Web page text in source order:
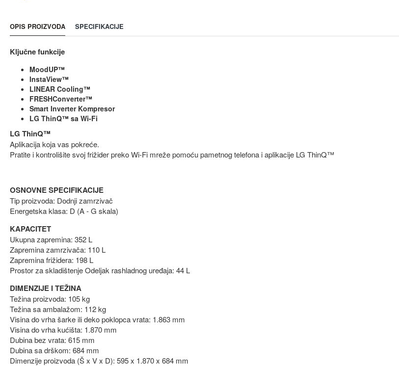
OPIS PROIZVODA SPECIFIKACIJE
Ključne funkcije
MoodUP™
InstaView™
LINEAR Cooling™
FRESHConverter™
Smart Inverter Kompresor
LG ThinQ™ sa Wi-Fi
LG ThinQ™
Aplikacija koja vas pokreće.
Pratite i kontrolišite svoj frižider preko Wi-Fi mreže pomoću pametnog telefona i aplikacije LG ThinQ™
OSNOVNE SPECIFIKACIJE
Tip proizvoda: Dodnji zamrzivač
Energetska klasa: D (A - G skala)
KAPACITET
Ukupna zapremina: 352 L
Zapremina zamrzivača: 110 L
Zapremina frižidera: 198 L
Prostor za skladištenje Odeljak rashladnog uređaja: 44 L
DIMENZIJE I TEŽINA
Težina proizvoda: 105 kg
Težina sa ambalažom: 112 kg
Visina do vrha šarke ili deko poklopca vrata: 1.863 mm
Visina do vrha kućišta: 1.870 mm
Dubina bez vrata: 615 mm
Dubina sa drškom: 684 mm
Dimenzije proizvoda (Š x V x D): 595 x 1.870 x 684 mm